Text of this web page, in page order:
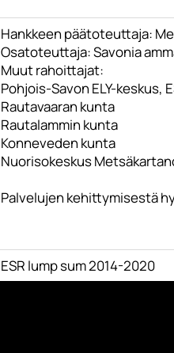
Hankkeen päätoteuttaja:
Osatoteuttaja: Savonia
Muut rahoittajat:
Pohjois-Savon ELY-keskus,
Rautavaaran kunta
Rautalammin kunta
Konneveden kunta
Nuorisokeskus
Palvelujen kehittymisestä
ESR lump sum 2014-2020